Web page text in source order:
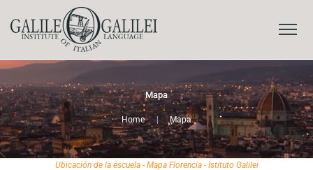
Mapa
Home Mapa
Ubicación de la escuela - Mapa Florencia - Istituto Galilei